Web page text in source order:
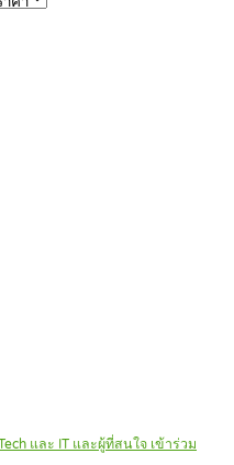
และ IT และผู้ที่สนใจ เข้าร่วม